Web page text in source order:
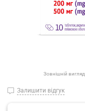
Зовнішній
Залишити відгук